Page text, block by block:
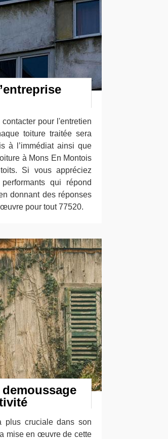
pour l'entretien
toiture traitée sera
à l’immédiat ainsi que
à Mons En Montois
Si vous appréciez
qui répond
donnant des réponses
pour tout 77520.
plus cruciale dans son
mise en œuvre de cette